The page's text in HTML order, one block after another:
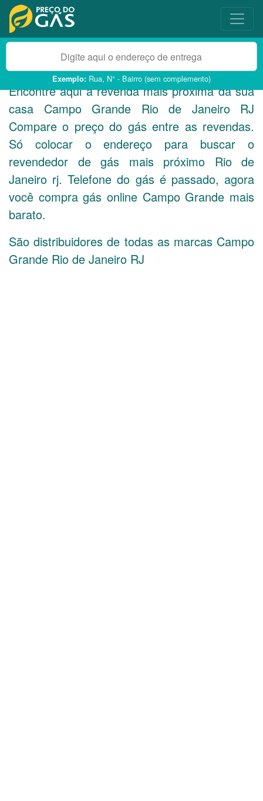
Exemplo: Rua, N° - Bairro (sem complemento)
Encontre aqui a revenda mais próxima da sua
casa Campo Grande Rio de Janeiro RJ
Compare o preço do gás entre as revendas.
Só colocar o endereço para buscar o
revendedor de gás mais próximo Rio de
Janeiro rj. Telefone do gás é passado, agora
você compra gás online Campo Grande mais
barato.
São distribuidores de todas as marcas Campo
Grande Rio de Janeiro RJ